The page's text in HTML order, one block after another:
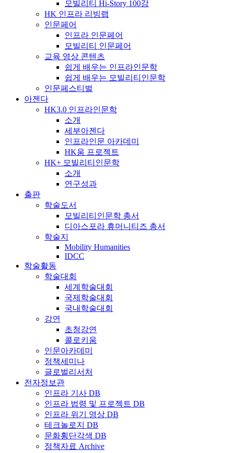
모빌리티 Hi-Story 100강
HK 인프라 리빙랩
인문페어
인프라 인문페어
모빌리티 인문페어
교육 영상 콘텐츠
쉽게 배우는 인프라인문학
쉽게 배우는 모빌리티인문학
인문페스티벌
아젠다
HK3.0 인프라인문학
소개
세부아젠다
인프라인문 아카데미
HK움 프로젝트
HK+ 모빌리티인문학
소개
연구성과
출판
학술도서
모빌리티인문학 총서
디아스포라 휴머니티즈 총서
학술지
Mobility Humanities
IDCC
학술활동
학술대회
세계학술대회
국제학술대회
국내학술대회
강연
초청강연
콜로키움
인문아카데미
정책세미나
글로벌리서처
전자정보관
인프라 기사 DB
인프라 법령 및 프로젝트 DB
인프라 위기 영상 DB
테크놀로지 DB
문화횡단각색 DB
정책자료 Archive